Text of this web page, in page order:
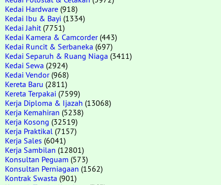
Kedai Hardware (918)
Kedai Ibu & Bayi (1334)
Kedai Jahit (7751)
Kedai Kamera & Camcorder(443)
Kedai Runcit & Serbaneka (697)
Kedai Separuh & Ruang Niaga (3411)
Kedai Sewa (2924)
Kedai Vendor(968)
Kereta Baru (2811)
Kereta Terpakai (7599)
Kerja Diploma & Ijazah (13068)
Kerja Kemahiran (5238)
Kerja Kosong (32519)
Kerja Praktikal (7157)
Kerja Sales (6041)
Kerja Sambilan (12801)
Konsultan Peguam (573)
Konsultan Perniagaan (1562)
Kontrak Swasta (901)